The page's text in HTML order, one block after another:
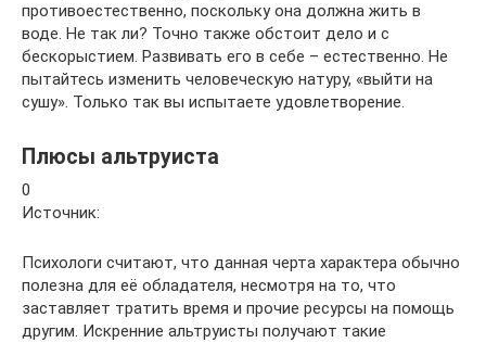
противоестественно, поскольку она должна жить в
воде. Не так ли? Точно также обстоит дело и с
бескорыстием. Развивать его в себе – естественно. Не
пытайтесь изменить человеческую натуру, «выйти на
сушу». Только так вы испытаете удовлетворение.
Плюсы альтруиста
0
Источник:
Психологи считают, что данная черта характера обычно
полезна для её обладателя, несмотря на то, что
заставляет тратить время и прочие ресурсы на помощь
другим. Искренние альтруисты получают такие